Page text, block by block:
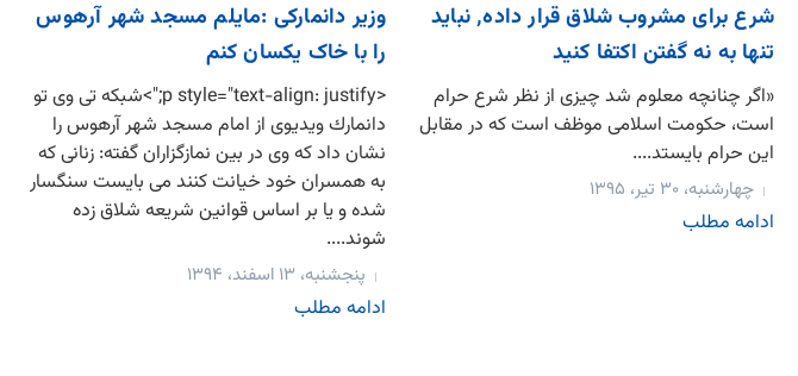
شرع برای مشروب شلاق قرار داده٬ نباید
تنها به نه گفتن اکتفا کنید
«اگر چنانچه معلوم شد چیزی از نظر شرع حرام
است، حکومت اسلامی موظف است که در مقابل
این حرام بایستد....
چهارشنبه، ۳۰ تیر، ۱۳۹۵
ادامه مطلب
وزیر دانمارکی :مایلم مسجد شهر آرهوس
را با خاک یکسان کنم
<p style="text-align: justify;">شبكه تی وی تو
دانمارك ويديوی از امام مسجد شهر آرهوس را
نشان داد که وی در بين نمازگزاران گفته: زنانی که
به همسران خود خیانت کنند می بایست سنگسار
شده و یا بر اساس قوانین شریعه شلاق زده
شوند....
پنجشنبه، ۱۳ اسفند، ۱۳۹۴
ادامه مطلب